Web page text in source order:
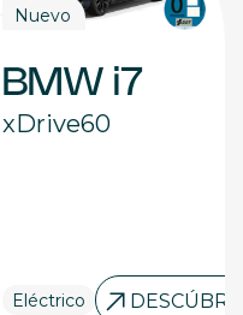
Nuevo
BMW i7
xDrive60
Eléctrico